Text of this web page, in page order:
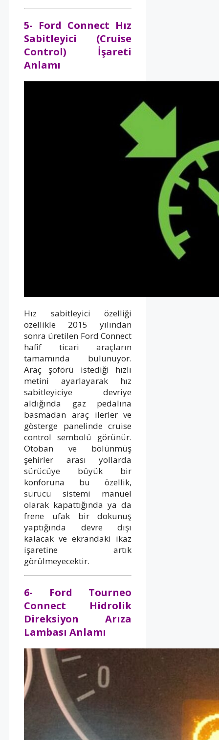
5- Ford Connect Hız
Sabitleyici (Cruise
Control) İşareti
Anlamı
Hız sabitleyici özelliği
özellikle 2015 yılından
sonra üretilen Ford Connect
hafif ticari araçların
tamamında bulunuyor.
Araç şoförü istediği hızlı
metini ayarlayarak hız
sabitleyiciye devriye
aldığında gaz pedalına
basmadan araç ilerler ve
gösterge panelinde cruise
control sembolü görünür.
Otoban ve bölünmüş
şehirler arası yollarda
sürücüye büyük bir
konforuna bu özellik,
sürücü sistemi manuel
olarak kapattığında ya da
frene ufak bir dokunuş
yaptığında devre dışı
kalacak ve ekrandaki ikaz
işaretine artık
görülmeyecektir.
6- Ford Tourneo
Connect Hidrolik
Direksiyon Arıza
Lambası Anlamı